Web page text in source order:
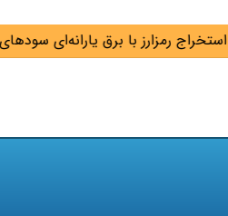
رمزارز با برق یارانه‌ای